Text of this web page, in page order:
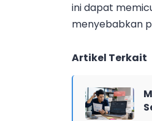
ini dapat
menyebabkan
Artikel Terkait